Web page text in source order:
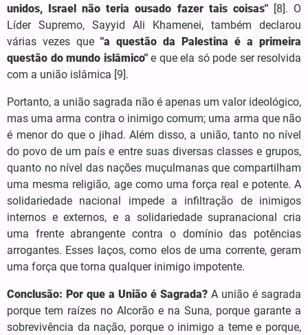
unidos, Israel não teria ousado fazer tais coisas"[8]. O
Líder Supremo, Sayyid Ali Khamenei, também declarou
várias vezes que "a questão da Palestina é a primeira
questão do mundo islâmico"e que ela só pode ser resolvida
com a união islâmica [9].
Portanto, a união sagrada não é apenas um valor ideológico,
mas uma arma contra o inimigo comum; uma arma que não
é menor do que o jihad. Além disso, a união, tanto no nível
do povo de um país e entre suas diversas classes e grupos,
quanto no nível das nações muçulmanas que compartilham
uma mesma religião, age como uma força real e potente. A
solidariedade nacional impede a infiltração de inimigos
internos e externos, e a solidariedade supranacional cria
uma frente abrangente contra o domínio das potências
arrogantes. Esses laços, como elos de uma corrente, geram
uma força que torna qualquer inimigo impotente.
Conclusão: Por que a União é Sagrada? A união é sagrada
porque tem raízes no Alcorão e na Suna, porque garante a
sobrevivência da nação, porque o inimigo a teme e porque,